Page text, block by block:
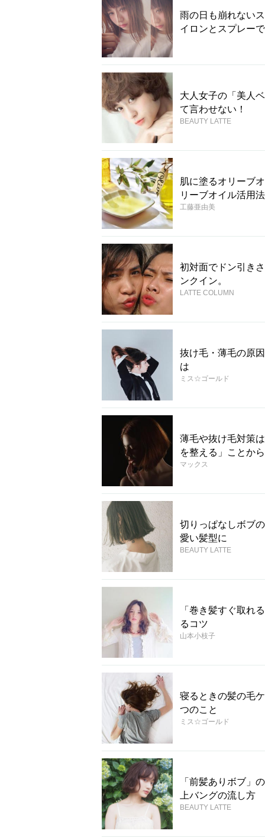
雨の日も崩れない
イロンとスプレー
大人女子の「美人
て言わせない！
BEAUTY LATTE
肌に塗るオリーブ
リーブオイル活用法
工藤亜由美
初対面でドン引き
ンクイン。
LATTE COLUMN
抜け毛・薄毛の原
は
ミス☆ゴールド
薄毛や抜け毛対策
を整える」ことから
マックス
切りっぱなしボブ
愛い髪型に
BEAUTY LATTE
「巻き髪すぐ取れ
るコツ
山本小枝子
寝るときの髪の毛
つのこと
ミス☆ゴールド
「前髪ありボブ」
上バングの流し方
BEAUTY LATTE